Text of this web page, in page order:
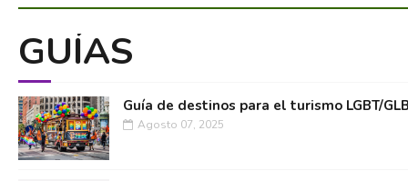
GUÍAS
Guía de destinos para el turismo LGBT/
Agosto 07, 2025